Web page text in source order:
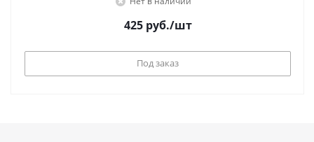
425руб./шт
Под заказ